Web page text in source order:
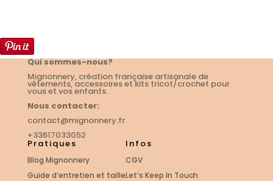
Qui sommes-nous?
Mignonnery, création française artisanale de
vêtements, accessoires et kits tricot/crochet pour
vous et vos enfants.
Nous contacter:
contact@mignonnery.fr
+33617033052
Pratiques
Blog Mignonnery
Guide d’entretien et taille
Infos
CGV
Let’s Keep In Touch